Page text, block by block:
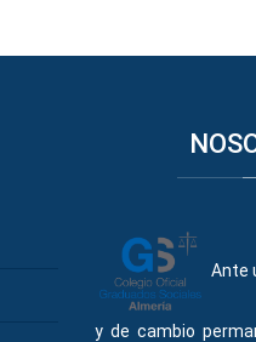
Ante
y de cambio